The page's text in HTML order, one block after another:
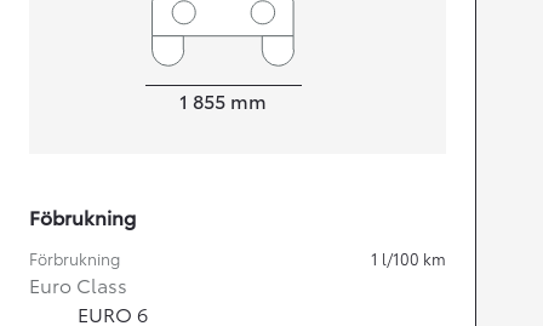
1 855 mm
Föbrukning
Förbrukning 1 l/100 km
Euro Class
EURO 6